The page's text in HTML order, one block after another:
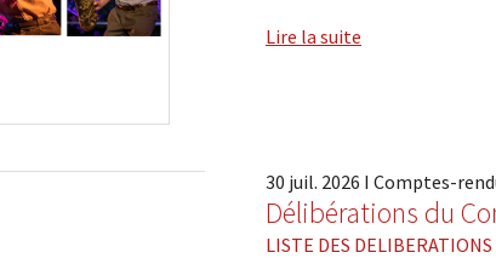
Lire la suite
30 juil. 2026 I Comptes-
Délibérations du
LISTE DES